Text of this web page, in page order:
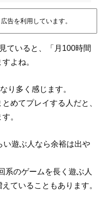
告を利用しています。
ていると、「月100時間
よね。
り多く感じます。
めてプレイする人だと、
。
い遊ぶ人なら余裕は出や
系のゲームを長く遊ぶ人
ていることもあります。